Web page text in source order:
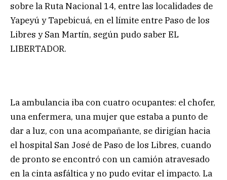
sobre la Ruta Nacional 14, entre las localidades de
Yapeyú y Tapebicuá, en el límite entre Paso de los
Libres y San Martín, según pudo saber EL
LIBERTADOR.
La ambulancia iba con cuatro ocupantes: el chofer,
una enfermera, una mujer que estaba a punto de
dar a luz, con una acompañante, se dirigían hacia
el hospital San José de Paso de los Libres, cuando
de pronto se encontró con un camión atravesado
en la cinta asfáltica y no pudo evitar el impacto. La